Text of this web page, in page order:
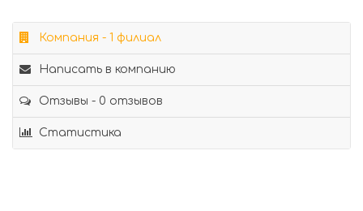
Компания - 1 филиал
Написать в компанию
Отзывы - 0 отзывов
Статистика